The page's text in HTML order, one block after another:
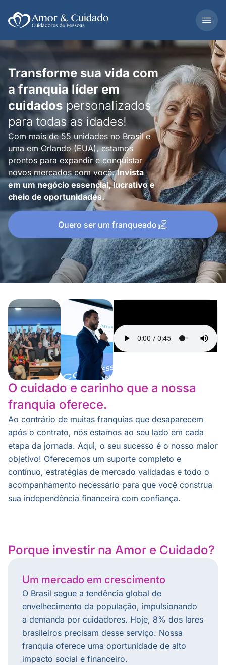
Transforme sua vida com
a franquia líder em
cuidados personalizados
para todas as idades!
Com mais de 55 unidades no Brasil e
uma em Orlando (EUA), estamos
prontos para expandir e conquistar
novos mercados com você.Invista
em um negócio essencial, lucrativo e
cheio de oportunidades.
Quero ser um franqueado
O cuidado e carinho que a nossa
franquia oferece.
Ao contrário de muitas franquias que desaparecem
após o contrato, nós estamos ao seu lado em cada
etapa da jornada. Aqui, o seu sucesso é o nosso maior
objetivo! Oferecemos um suporte completo e
contínuo, estratégias de mercado validadas e todo o
acompanhamento necessário para que você construa
sua independência financeira com confiança.
Porque investir na Amor e Cuidado?
Um mercado em crescimento
O Brasil segue a tendência global de
envelhecimento da população, impulsionando
a demanda por cuidadores. Hoje, 8% dos lares
brasileiros precisam desse serviço. Nossa
franquia oferece uma oportunidade de alto
impacto social e financeiro.